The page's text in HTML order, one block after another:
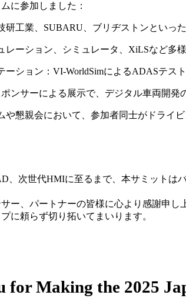
に参加しました：
研工業、SUBARU、ブリヂストンといっ
ーション、シミュレータ、XiLSなど多
ーション：VI-WorldSimによるADASテ
ンサーによる展示で、デジタル車両開発
や懇親会において、参加者同士がドライ
、次世代HMIに至るまで、本サミットは
ー、パートナーの皆様に心より感謝申
に頼らず切り拓いてまいります。
for Making the 2025